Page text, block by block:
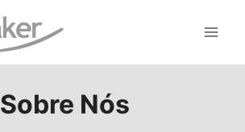
Sobre Nós